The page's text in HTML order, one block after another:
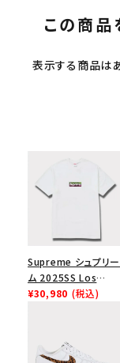
この商
表示する商品は
Supreme シュプリー
ム 2025SS Los
Angeles Fire Relief
スロゴTシャツ ホワ
イト 白
¥30,980 (税込)